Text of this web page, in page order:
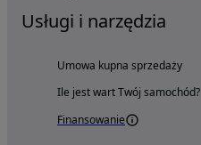
Usługi i narzędzia
Umowa kupna sprzedaży
Ile jest wart Twój samochód?
Finansowanie